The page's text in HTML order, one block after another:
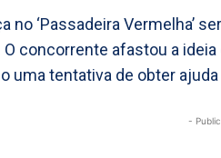
no ‘Passadeira Vermelha’
concorrente afastou a
uma tentativa de obter
-